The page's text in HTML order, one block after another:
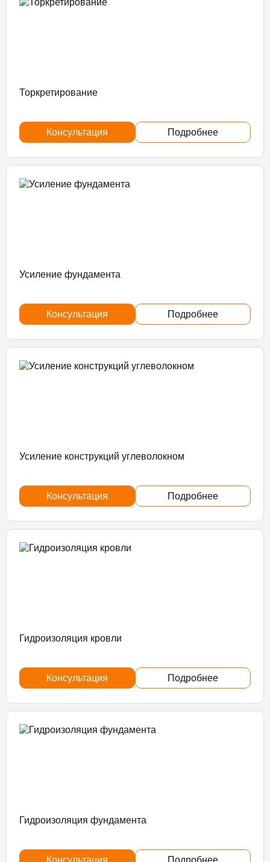
Торкретирование
Консультация Подробнее
Усиление фундамента
Консультация Подробнее
Усиление конструкций углеволокном
Консультация Подробнее
Гидроизоляция кровли
Консультация Подробнее
Гидроизоляция фундамента